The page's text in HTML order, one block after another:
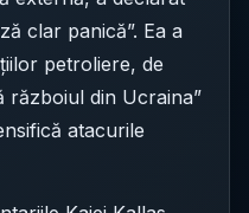
clar panică”. Ea a
petroliere, de
războiul din Ucraina”
atacurile